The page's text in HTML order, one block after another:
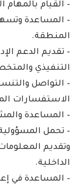
– القيام بالمهام
– المساعدة
المنطقة.
– تقديم الدعم
التنفيذي
– التواصل
الاستفسارات
– المساعدة
– تحمل
وتقديم
الداخلية.
– المساعدة في